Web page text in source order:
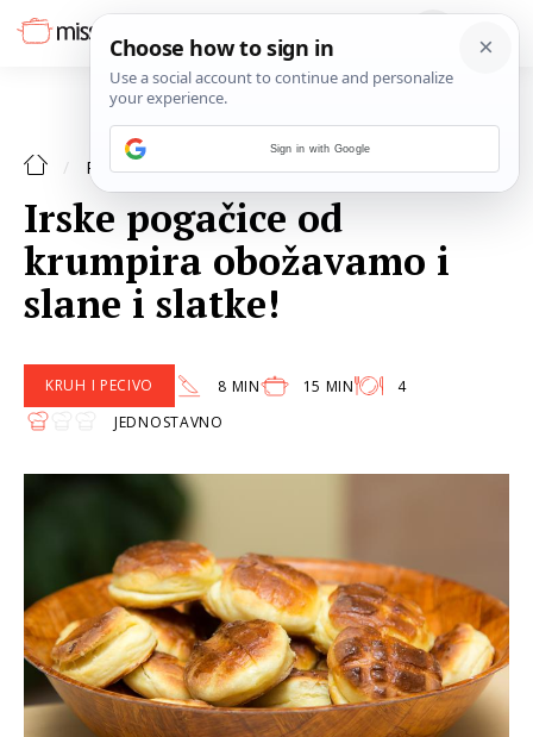
RECEPTI KRUH I PECIVO
Irske pogačice od
krumpira obožavamo i
slane i slatke!
KRUH I PECIVO 8 MIN 15 MIN
4
JEDNOSTAVNO
Sign in with Google